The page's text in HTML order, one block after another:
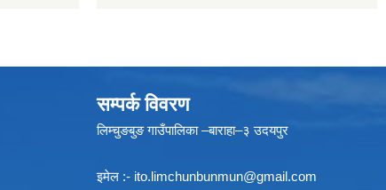
सम्पर्क विवरण
लिम्चुङबुङ गाउँपालिका –बाराहा–३ उदयपुर
इमेल :- ito.limchunbunmun@gmail.com